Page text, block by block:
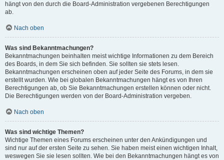
hängt von den durch die Board-Administration vergebenen Berechtigungen
ab.
Nach oben
Was sind Bekanntmachungen?
Bekanntmachungen beinhalten meist wichtige Informationen zu dem Bereich
des Boards, in dem Sie sich befinden. Sie sollten sie stets lesen.
Bekanntmachungen erscheinen oben auf jeder Seite des Forums, in dem sie
erstellt wurden. Wie bei globalen Bekanntmachungen hängt es von Ihren
Berechtigungen ab, ob Sie Bekanntmachungen erstellen können oder nicht.
Die Berechtigungen werden von der Board-Administration vergeben.
Nach oben
Was sind wichtige Themen?
Wichtige Themen eines Forums erscheinen unter den Ankündigungen und
sind nur auf der ersten Seite zu sehen. Sie haben meist einen wichtigen Inhalt,
weswegen Sie sie lesen sollten. Wie bei den Bekanntmachungen hängt es von